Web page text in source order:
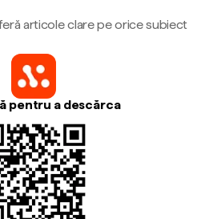
articole clare pe orice subiect
pentru a descărca